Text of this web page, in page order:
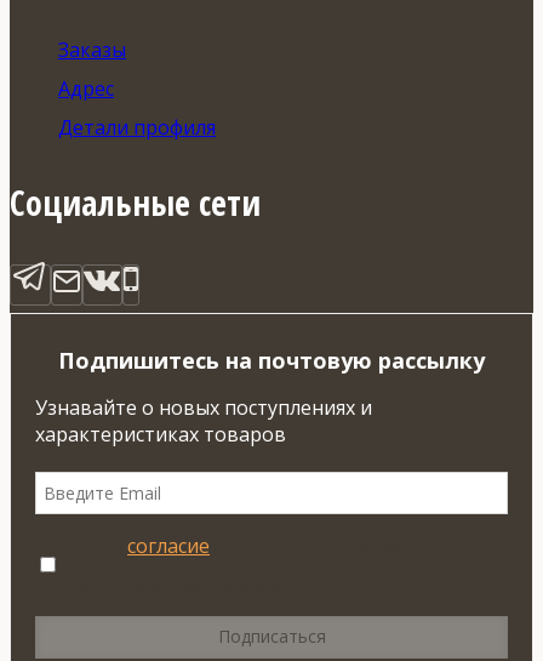
Заказы
Адрес
Детали профиля
Социальные сети
Подпишитесь на почтовую рассылку
Узнавайте о новых поступлениях и
характеристиках товаров
согласие